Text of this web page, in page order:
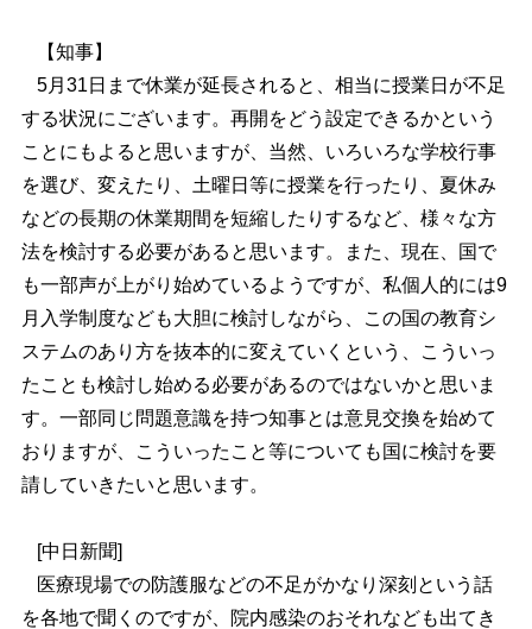
【知事】
5月31日まで休業が延長されると、相当に授業日が不足
する状況にございます。再開をどう設定できるかという
ことにもよると思いますが、当然、いろいろな学校行事
を選び、変えたり、土曜日等に授業を行ったり、夏休み
などの長期の休業期間を短縮したりするなど、様々な方
法を検討する必要があると思います。また、現在、国で
も一部声が上がり始めているようですが、私個人的には9
月入学制度なども大胆に検討しながら、この国の教育シ
ステムのあり方を抜本的に変えていくという、こういっ
たことも検討し始める必要があるのではないかと思いま
す。一部同じ問題意識を持つ知事とは意見交換を始めて
おりますが、こういったこと等についても国に検討を要
請していきたいと思います。
[中日新聞]
医療現場での防護服などの不足がかなり深刻という話
を各地で聞くのですが、院内感染のおそれなども出てき